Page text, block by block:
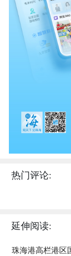
热门评论:
延伸阅读:
珠海港高栏港区